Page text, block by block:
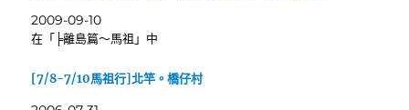
2009-09-10
在「╞離島篇～馬祖」中
[7/8-7/10馬祖行]北竿。橋仔村